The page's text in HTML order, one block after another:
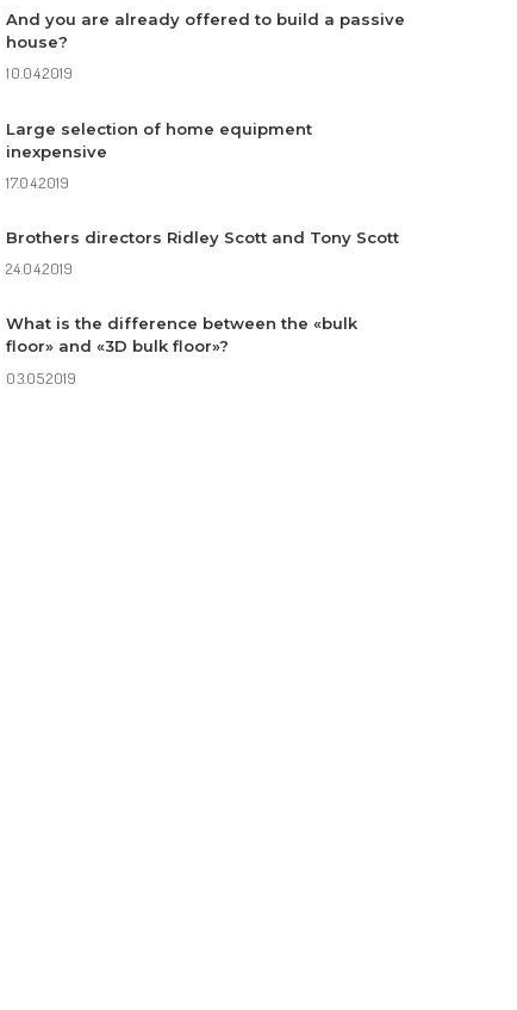
And you are already offered to build a passive
house?
10.04.2019
Large selection of home equipment
inexpensive
17.04.2019
Brothers directors Ridley Scott and Tony Scott
24.04.2019
What is the difference between the «bulk
floor» and «3D bulk floor»?
03.05.2019